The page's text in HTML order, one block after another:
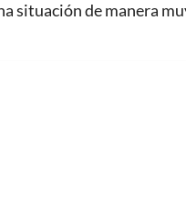
situación de manera